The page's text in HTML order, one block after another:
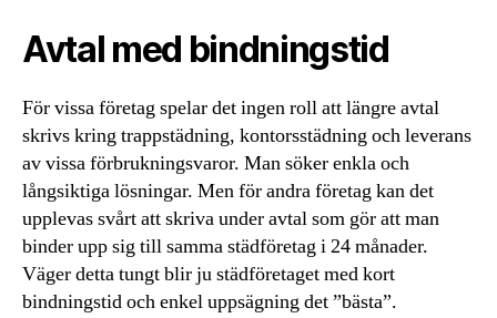
Avtal med bindningstid
För vissa företag spelar det ingen roll att längre avtal
skrivs kring trappstädning, kontorsstädning och leverans
av vissa förbrukningsvaror. Man söker enkla och
långsiktiga lösningar. Men för andra företag kan det
upplevas svårt att skriva under avtal som gör att man
binder upp sig till samma städföretag i 24 månader.
Väger detta tungt blir ju städföretaget med kort
bindningstid och enkel uppsägning det ”bästa”.